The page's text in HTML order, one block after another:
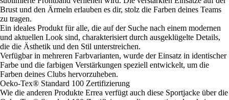
Brust und den Ärmeln erlauben es dir, stolz die Farben deines Teams
zu tragen.
Ein ideales Produkt für alle, die auf der Suche nach einem modernen
und aktuellen Look sind, charakterisiert durch ausgeklügelte Details,
die die Ästhetik und den Stil unterstreichen.
Verfügbar in mehreren Farbvarianten, wurde der Einsatz in identischer
Farbe und die farbigen Verstärkungen speziell entwickelt, um die
Farben deines Clubs hervorzuheben.
Oeko-Tex® Standard 100 Zertifizierung
Wie die anderen Produkte Errea verfügt auch diese Sportjacke über die